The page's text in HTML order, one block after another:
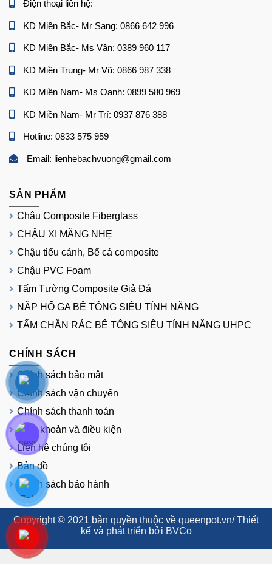
Điện thoại liên hệ:
KD Miền Bắc- Mr Sang: 0866 642 996
KD Miền Bắc- Ms Vân: 0389 960 117
KD Miền Trung- Mr Vũ: 0866 987 338
KD Miền Nam- Ms Oanh: 0899 580 969
KD Miền Nam- Mr Trí: 0937 876 388
Hotline: 0833 575 959
Email: lienhebachvuong@gmail.com
SẢN PHẨM
Chậu Composite Fiberglass
CHẬU XI MĂNG NHẸ
Chậu tiểu cảnh, Bể cá composite
Chậu PVC Foam
Tấm Tường Composite Giả Đá
NẮP HỐ GA BÊ TÔNG SIÊU TÍNH NĂNG
TẤM CHẮN RÁC BÊ TÔNG SIÊU TÍNH NĂNG UHPC
CHÍNH SÁCH
Chính sách bảo mật
Chính sách vận chuyển
Chính sách thanh toán
Điều khoản và điều kiện
Liên hệ chúng tôi
Bản đồ
Chính sách bảo hành
Copyright © 2021 bản quyền thuộc về queenpot.vn/ Thiết
kế và phát triển bởi BVCo